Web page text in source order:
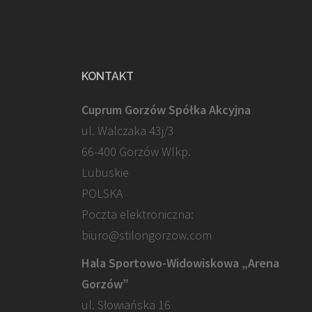
KONTAKT
Cuprum Gorzów Spółka Akcyjna
ul. Walczaka 43j/3
66-400 Gorzów Wlkp.
Lubuskie
POLSKA
Poczta elektroniczna:
biuro@stilongorzow.com
Hala Sportowo-Widowiskowa „Arena
Gorzów”
ul. Słowiańska 16